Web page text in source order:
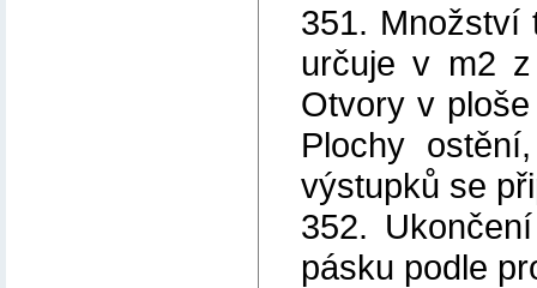
351. Množství
určuje v m2 z
Otvory v
Plochy
výstupků se
352.
pásku podle